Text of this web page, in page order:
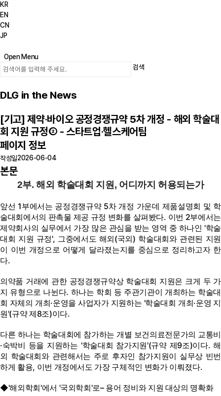
KR
EN
CN
JP
Open Menu
검색
DLG in the News
[기고] 제약·바이오 공정경쟁규약 5차 개정 - 해외 학술대
회 지원 규정② - 스타트업·헬스케어팀
페이지 정보
작성일2026-06-04
본문
2부. 해외 학술대회 지원, 어디까지 허용되는가
앞선 1부에서는 공정경쟁규약 5차 개정 가운데 제품설명회 및 학
술대회에서의 판촉물 제공 규정 변화를 살펴봤다. 이번 2부에서는
제약회사의 실무에서 가장 많은 관심을 받는 영역 중 하나인 '학술
대회 지원 규정', 그중에서도 해외(국외) 학술대회와 관련된 지원
이 이번 개정으로 어떻게 달라졌는지를 중심으로 정리하고자 한
다.
의약품 거래에 관한 공정경쟁규약상 학술대회 지원은 크게 두 가
지 유형으로 나뉜다. 하나는 학회 등 주관기관이 개최하는 학술대
회 자체의 개최·운영을 사업자가 지원하는 '학술대회 개최·운영 지
원'(규약 제8조)이다.
다른 하나는 학술대회에 참가하는 개별 보건의료전문가의 교통비
·숙박비 등을 지원하는 '학술대회 참가지원'(규약 제9조)이다. 해
외 학술대회와 관련해서는 주로 후자인 참가지원이 실무상 빈번
하게 활용, 이번 개정에서도 가장 구체적인 변화가 이뤄졌다.
◆'해외학회'에서 '국외학회'로– 용어 정비와 지원 대상의 명확화